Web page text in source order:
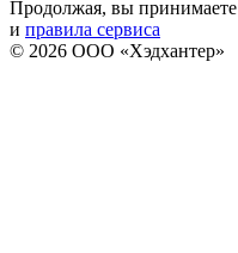
Продолжая, вы принимаете
и правила сервиса
© 2026 ООО «Хэдхантер»